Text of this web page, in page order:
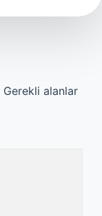
Gerekli alanlar